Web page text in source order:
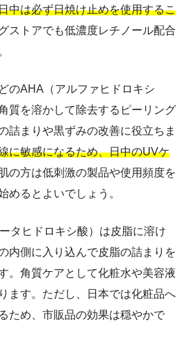
中は必ず日焼け止めを使用するこ
ストアでも低濃度レチノール配合
のAHA（アルファヒドロキシ
質を溶かして除去するピーリング
詰まりや黒ずみの改善に役立ちま
に敏感になるため、日中のUVケ
の方は低刺激の製品や使用頻度を
めるとよいでしょう。
タヒドロキシ酸）は皮脂に溶け
内側に入り込んで皮脂の詰まりを
。角質ケアとして化粧水や美容液
ます。ただし、日本では化粧品へ
ため、市販品の効果は穏やかで